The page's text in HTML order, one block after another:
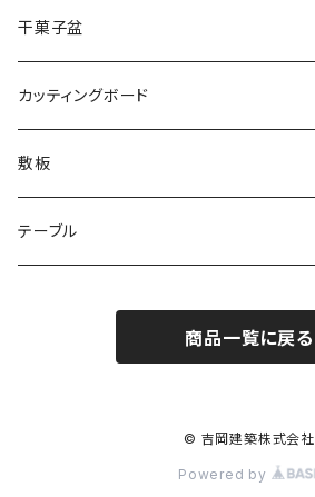
干菓子盆
カッティングボード
敷板
テーブル
商品一覧に戻る
© 吉岡建築株式会社
Powered by